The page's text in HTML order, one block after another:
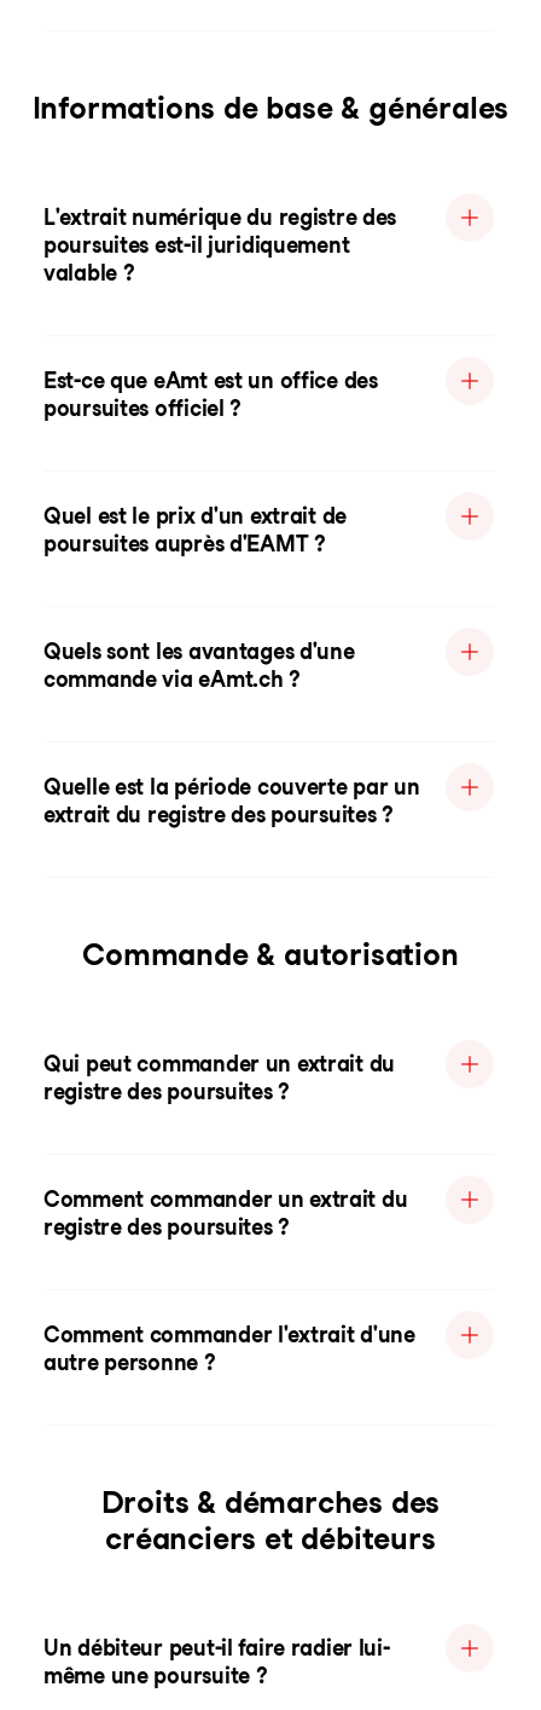
Informations de base & générales
L'extrait numérique du registre des
poursuites est-il juridiquement
valable ?
Est-ce que eAmt est un office des
poursuites officiel ?
Quel est le prix d'un extrait de
poursuites auprès d'EAMT ?
Quels sont les avantages d'une
commande via eAmt.ch ?
Quelle est la période couverte par un
extrait du registre des poursuites ?
Commande & autorisation
Qui peut commander un extrait du
registre des poursuites ?
Comment commander un extrait du
registre des poursuites ?
Comment commander l'extrait d'une
autre personne ?
Droits & démarches des
créanciers et débiteurs
Un débiteur peut-il faire radier lui-
même une poursuite ?